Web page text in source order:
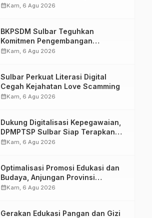
Upacara di Lapangan Ahmad
calendar_monthKam, 6 Agu 2026
BKPSDM Sulbar Teguhkan
Komitmen Pengembangan
Kompetensi ASN melalui
calendar_monthKam, 6 Agu 2026
Sulbar Perkuat Literasi Digital
Cegah Kejahatan Love Scamming
calendar_monthKam, 6 Agu 2026
Dukung Digitalisasi Kepegawaian,
DPMPTSP Sulbar Siap Terapkan
Aplikasi FLEKSI ASN
calendar_monthKam, 6 Agu 2026
Optimalisasi Promosi Edukasi dan
Budaya, Anjungan Provinsi
Sulawesi Barat Perkuat Kolaborasi
calendar_monthKam, 6 Agu 2026
Gerakan Edukasi Pangan dan Gizi